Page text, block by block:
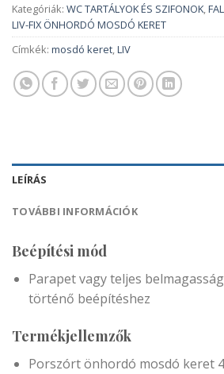
Kategóriák: WC TARTÁLYOK ÉS SZIFONOK
LIV-FIX ÖNHORDÓ MOSDÓ KERET
Címkék: mosdó keret LIV
LEÍRÁS
TOVÁBBI INFORMÁCIÓK
Beépítési mód
Parapet vagy teljes
történő beépítéshez
Termékjellemzők
Porszórt önhordó mosdó keret